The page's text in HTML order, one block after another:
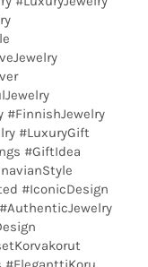
#FinnishJewelry
#LuxuryGift
#GiftIdea
#IconicDesign